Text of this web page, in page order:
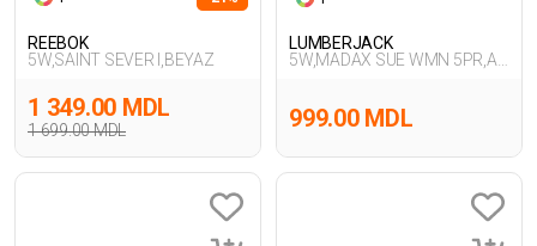
REEBOK
5W,SAINT SEVER I,BEYAZ
1 699.00 MDL
1 349.00 MDL
LUMBERJACK
5W,MADAX SUE WMN 5PR,A
999.00 MDL